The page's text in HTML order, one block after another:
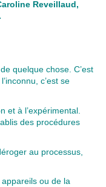
Reveillaud,
quelque chose. C’est
c’est se
et à l’expérimental.
des procédures
au processus,
ou de la